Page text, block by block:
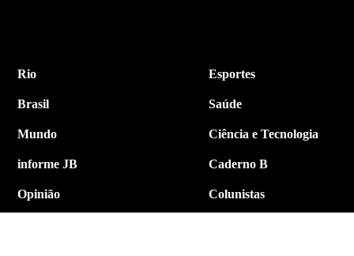
Rio
Brasil
Mundo
informe JB
Opinião
Esportes
Saúde
Ciência e Tecnologia
Caderno B
Colunistas